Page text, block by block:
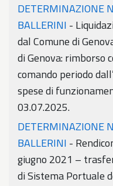
DETERMINAZIONE
BALLERINI -
dal Comune di
di Genova: rimborso
comando periodo
spese di
03.07.2025.
DETERMINAZIONE
BALLERINI -
giugno 2021 –
di Sistema Portuale